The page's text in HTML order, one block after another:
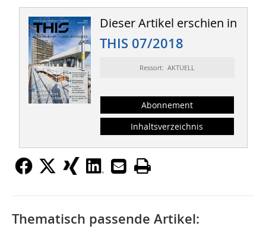
Dieser Artikel erschien in
THIS 07/2018
Ressort: AKTUELL
Abonnement
Inhaltsverzeichnis
Thematisch passende Artikel: